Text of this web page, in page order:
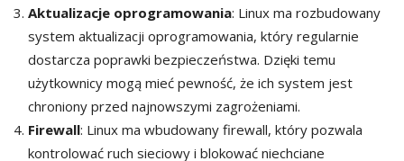
Aktualizacje oprogramowania: Linux ma rozbudowany
system aktualizacji oprogramowania, który regularnie
dostarcza poprawki bezpieczeństwa. Dzięki temu
użytkownicy mogą mieć pewność, że ich system jest
chroniony przed najnowszymi zagrożeniami.
Firewall: Linux ma wbudowany firewall, który pozwala
kontrolować ruch sieciowy i blokować niechciane